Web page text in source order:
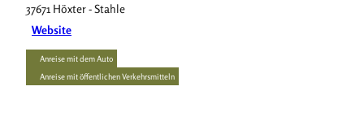
37671 Höxter- Stahle
Website
Anreise mit dem Auto
Anreise mit öffentlichen Verkehrsmitteln